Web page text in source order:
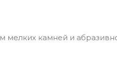
мелких камней и